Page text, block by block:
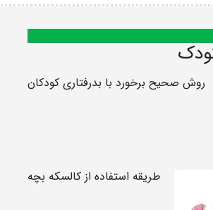
روش صحیح برخورد با بدرفتاری کودکان
طریقه استفاده از کالسکه بچه